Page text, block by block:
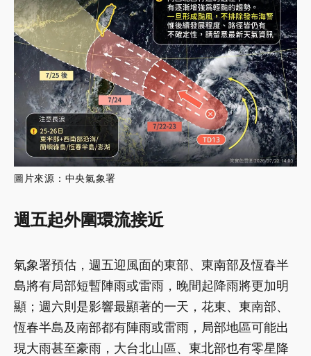
圖片來源：中央氣象署
週五起外圍環流接近
氣象署預估，週五迎風面的東部、東南部及恆春半
島將有局部短暫陣雨或雷雨，晚間起降雨將更加明
顯；週六則是影響最顯著的一天，花東、東南部、
恆春半島及南部都有陣雨或雷雨，局部地區可能出
現大雨甚至豪雨，大台北山區、東北部也有零星降